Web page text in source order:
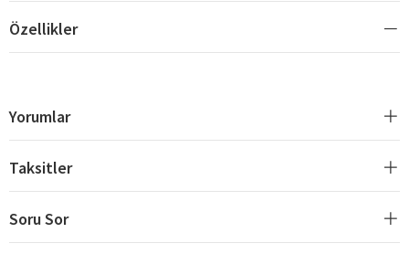
Özellikler
Yorumlar
Taksitler
Soru Sor